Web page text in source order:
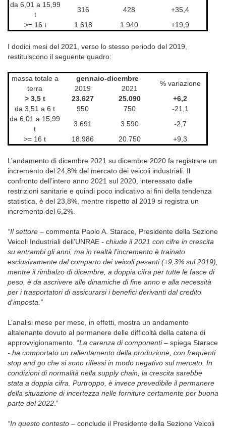
da 6,01 a 15,99
t
316 428
+35,4
>= 16 t
1.618 1.940 +19,9
I dodici mesi del 2021, verso lo stesso periodo del 2019,
restituiscono il seguente quadro:
massa totale a
terra
gennaio-dicembre
% variazione
2019
2021
> 3,5 t
23.627 25.090
+6,2
da 3,51 a 6 t
950 750
-21,1
da 6,01 a 15,99
t
3.691 3.590
-2,7
>= 16 t
18.986 20.750 +9,3
L’andamento di dicembre 2021 su dicembre 2020 fa registrare un
incremento del 24,8% del mercato dei veicoli industriali. Il
confronto dell’intero anno 2021 sul 2020, interessato dalle
restrizioni sanitarie e quindi poco indicativo ai fini della tendenza
statistica, è del 23,8%, mentre rispetto al 2019 si registra un
incremento del 6,2%.
“Il settore – commenta Paolo A. Starace, Presidente della Sezione
Veicoli Industriali dell’UNRAE - chiude il 2021 con cifre in crescita
su entrambi gli anni, ma in realtà l’incremento è trainato
esclusivamente dal comparto dei veicoli pesanti (+9,3% sul 2019),
mentre il rimbalzo di dicembre, a doppia cifra per tutte le fasce di
peso, è da ascrivere alle dinamiche di fine anno e alla necessità
per i trasportatori di assicurarsi i benefici derivanti dal credito
d’imposta.”
L’analisi mese per mese, in effetti, mostra un andamento
altalenante dovuto al permanere delle difficoltà della catena di
approvvigionamento. “La carenza di componenti – spiega Starace
- ha comportato un rallentamento della produzione, con frequenti
stop and go che si sono riflessi in modo negativo sul mercato. In
condizioni di normalità nella supply chain, la crescita sarebbe
stata a doppia cifra. Purtroppo, è invece prevedibile il permanere
della situazione di incertezza nelle forniture certamente per buona
parte del 2022 .”
“In questo contesto – conclude il Presidente della Sezione Veicoli